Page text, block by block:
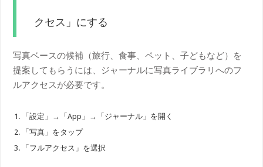
クセス」にする
写真ベースの候補（旅行、食事、ペット、子どもなど）を
提案してもらうには、ジャーナルに写真ライブラリへのフ
ルアクセスが必要です。
「設定」→「App」→「ジャーナル」を開く
「写真」をタップ
「フルアクセス」を選択